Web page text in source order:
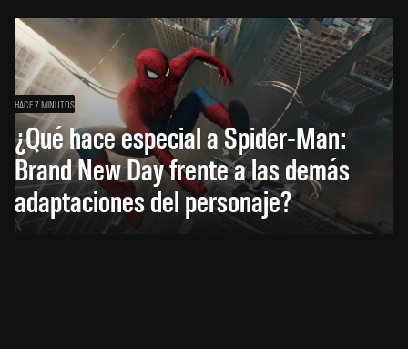
HACE 7 MINUTOS
¿Qué hace especial a Spider-Man:
Brand New Day frente a las demás
adaptaciones del personaje?